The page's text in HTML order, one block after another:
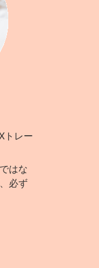
トレー
はな
必ず